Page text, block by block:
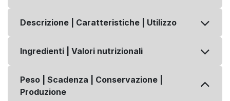
Descrizione | Caratteristiche | Utilizzo
Ingredienti | Valori nutrizionali
Peso | Scadenza | Conservazione |
Produzione